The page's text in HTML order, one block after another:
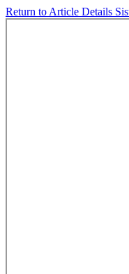
Return to Article Details